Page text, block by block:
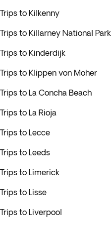
Trips to Kilkenny
Trips to Killarney National Park
Trips to Kinderdijk
Trips to Klippen von Moher
Trips to La Concha Beach
Trips to La Rioja
Trips to Lecce
Trips to Leeds
Trips to Limerick
Trips to Lisse
Trips to Liverpool